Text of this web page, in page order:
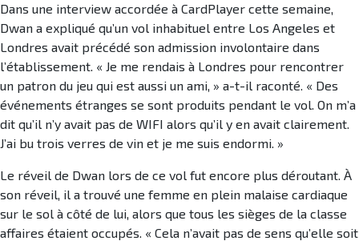
Dans une interview accordée à CardPlayer cette semaine,
Dwan a expliqué qu’un vol inhabituel entre Los Angeles et
Londres avait précédé son admission involontaire dans
l’établissement. « Je me rendais à Londres pour rencontrer
un patron du jeu qui est aussi un ami, » a-t-il raconté. « Des
événements étranges se sont produits pendant le vol. On m’a
dit qu’il n’y avait pas de WIFI alors qu’il y en avait clairement.
J’ai bu trois verres de vin et je me suis endormi. »
Le réveil de Dwan lors de ce vol fut encore plus déroutant. À
son réveil, il a trouvé une femme en plein malaise cardiaque
sur le sol à côté de lui, alors que tous les sièges de la classe
affaires étaient occupés. « Cela n’avait pas de sens qu’elle soit